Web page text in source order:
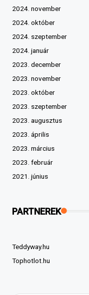
2024. november
2024. október
2024. szeptember
2024. január
2023. december
2023. november
2023. október
2023. szeptember
2023. augusztus
2023. április
2023. március
2023. február
2021. június
PARTNEREK
Teddyway.hu
Tophotlot.hu